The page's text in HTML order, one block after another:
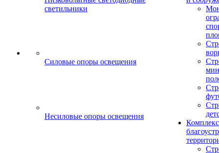
светильники
Силовые опоры освещения
Несиловые опоры освещения